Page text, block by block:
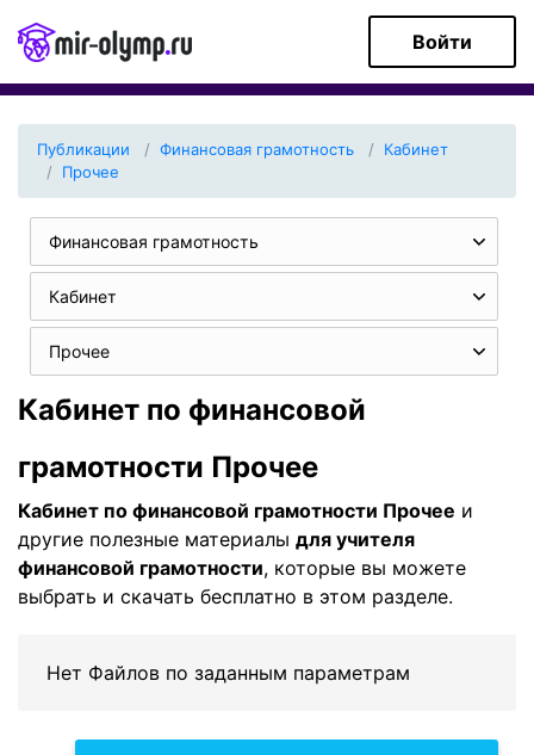
Войти
Публикации Финансовая грамотность
Кабинет
Прочее
Финансовая грамотность
Кабинет
Прочее
Кабинет по финансовой
грамотности Прочее
Кабинет по финансовой грамотности Прочее и
другие полезные материалы для учителя
финансовой грамотности, которые вы можете
выбрать и скачать бесплатно в этом разделе.
Нет Файлов по заданным параметрам